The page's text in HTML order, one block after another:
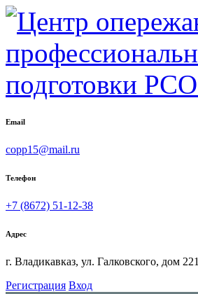
Email
copp15@mail.ru
Телефон
+7 (8672) 51-12-38
Адрес
г. Владикавказ, ул. Галковского, дом 221
Регистрация Вход